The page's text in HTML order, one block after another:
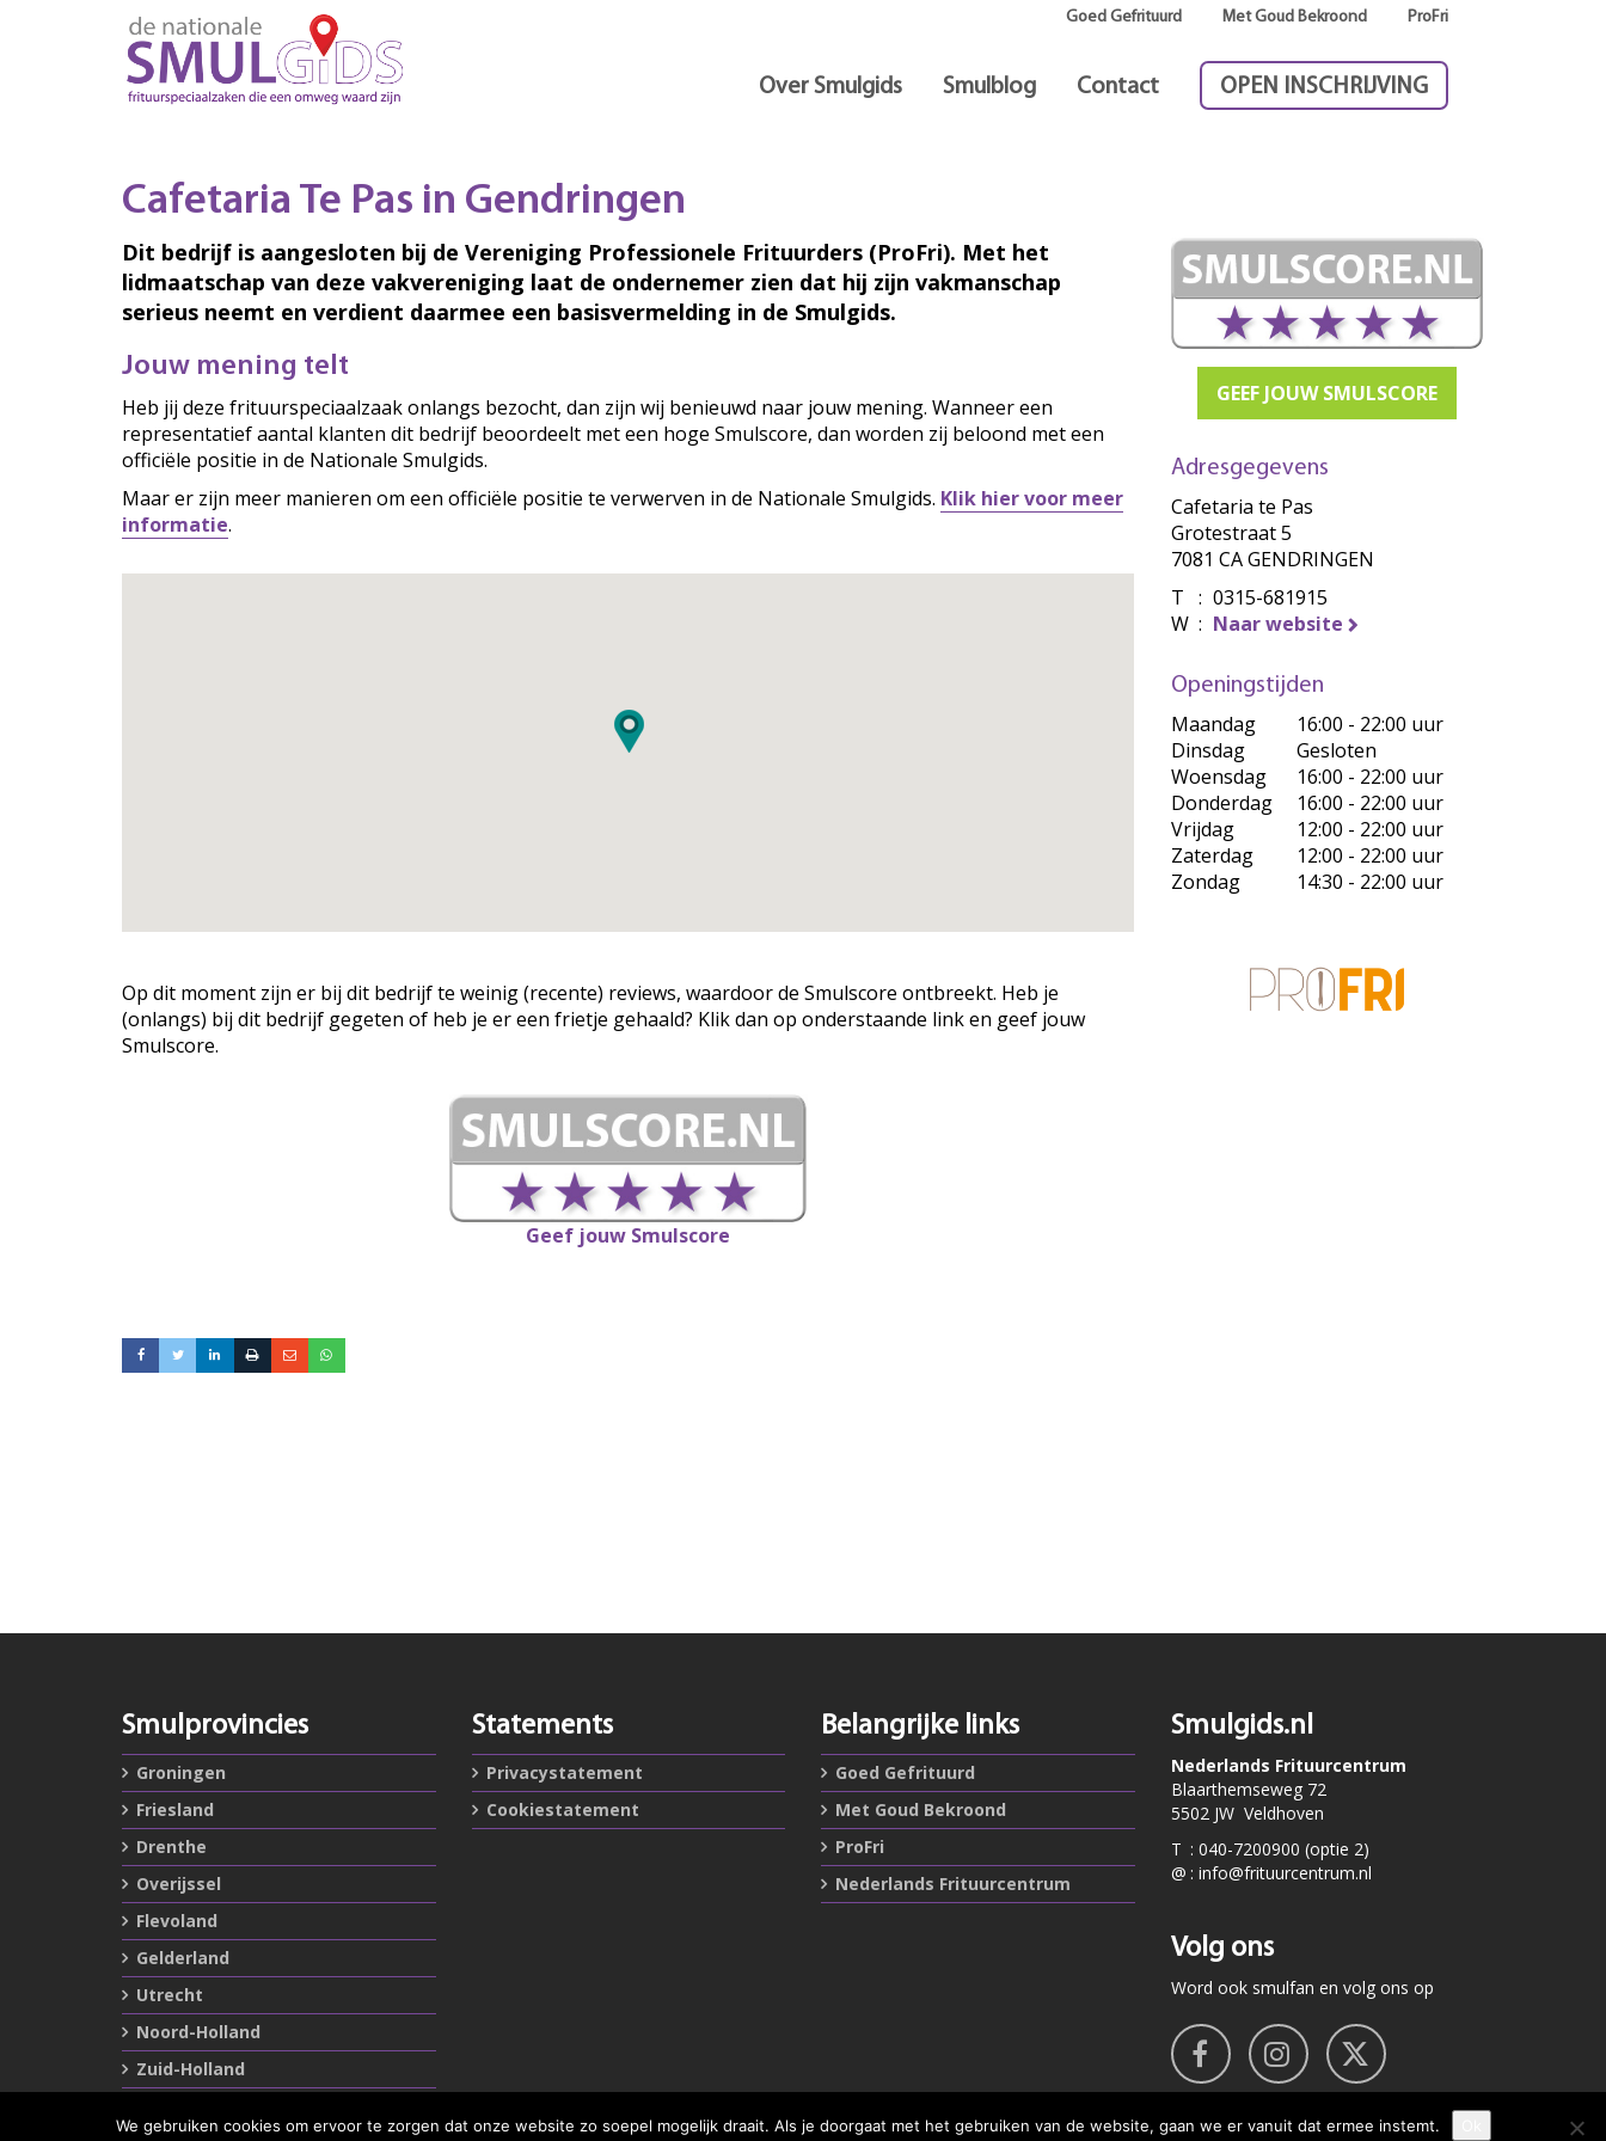
Goed Gefrituurd Met Goud Bekroond ProFri
Over Smulgids Smulblog Contact OPEN INSCHRIJVING
Cafetaria Te Pas in Gendringen
Dit bedrijf is aangesloten bij de Vereniging Professionele Frituurders (ProFri). Met het
lidmaatschap van deze vakvereniging laat de ondernemer zien dat hij zijn vakmanschap
serieus neemt en verdient daarmee een basisvermelding in de Smulgids.
Jouw mening telt
Heb jij deze frituurspeciaalzaak onlangs bezocht, dan zijn wij benieuwd naar jouw mening. Wanneer een
representatief aantal klanten dit bedrijf beoordeelt met een hoge Smulscore, dan worden zij beloond met een
officiële positie in de Nationale Smulgids.
Maar er zijn meer manieren om een officiële positie te verwerven in de Nationale Smulgids. Klik hier voor meer
informatie.
Op dit moment zijn er bij dit bedrijf te weinig (recente) reviews, waardoor de Smulscore ontbreekt. Heb je
(onlangs) bij dit bedrijf gegeten of heb je er een frietje gehaald? Klik dan op onderstaande link en geef jouw
Smulscore.
Geef jouw Smulscore
GEEF JOUW SMULSCORE
Adresgegevens
Cafetaria te Pas
Grotestraat 5
7081 CA GENDRINGEN
T : 0315-681915
W : Naar website
Openingstijden
Maandag
16:00 - 22:00 uur
Dinsdag
Gesloten
Woensdag
16:00 - 22:00 uur
Donderdag
16:00 - 22:00 uur
Vrijdag
12:00 - 22:00 uur
Zaterdag
12:00 - 22:00 uur
Zondag
14:30 - 22:00 uur
Smulprovincies
Groningen
Friesland
Drenthe
Overijssel
Flevoland
Gelderland
Utrecht
Noord-Holland
Zuid-Holland
Statements
Privacystatement
Cookiestatement
Belangrijke links
Goed Gefrituurd
Met Goud Bekroond
ProFri
Nederlands Frituurcentrum
Smulgids.nl
Nederlands Frituurcentrum
Blaarthemseweg 72
5502 JW Veldhoven
T : 040-7200900 (optie 2)
@ : info@frituurcentrum.nl
Volg ons
Word ook smulfan en volg ons op
We gebruiken cookies om ervoor te zorgen dat onze website zo soepel mogelijk draait. Als je doorgaat met het gebruiken van de website, gaan we er vanuit dat ermee instemt.